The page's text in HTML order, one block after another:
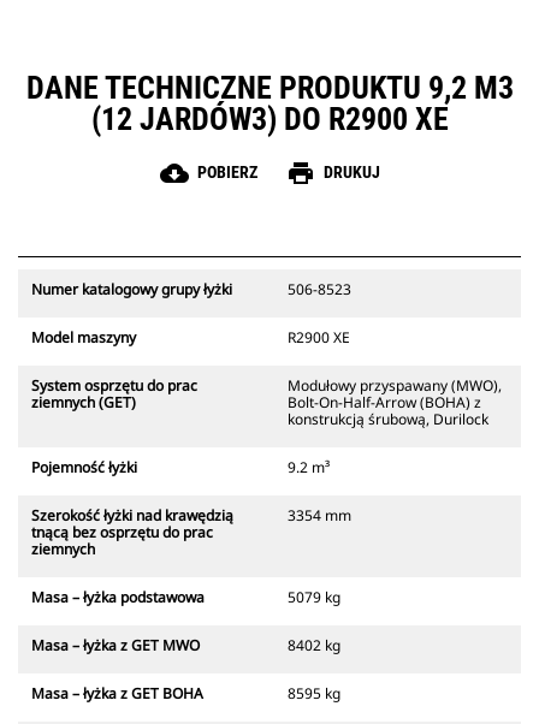
DANE TECHNICZNE PRODUKTU 9,2 M3
(12 JARDÓW3) DO R2900 XE
cloud_download POBIERZ print DRUKUJ
Numer katalogowy grupy łyżki 506-8523
Model maszyny R2900 XE
System osprzętu do prac
ziemnych (GET)
Modułowy przyspawany (MWO),
Bolt-On-Half-Arrow (BOHA) z
konstrukcją śrubową, Durilock
Pojemność łyżki 9.2 m³
Szerokość łyżki nad krawędzią
tnącą bez osprzętu do prac
ziemnych
3354 mm
Masa – łyżka podstawowa 5079 kg
Masa – łyżka z GET MWO 8402 kg
Masa – łyżka z GET BOHA 8595 kg